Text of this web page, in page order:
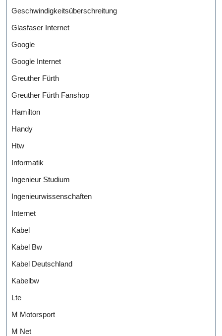
Geschwindigkeitsüberschreitung
Glasfaser Internet
Google
Google Internet
Greuther Fürth
Greuther Fürth Fanshop
Hamilton
Handy
Htw
Informatik
Ingenieur Studium
Ingenieurwissenschaften
Internet
Kabel
Kabel Bw
Kabel Deutschland
Kabelbw
Lte
M Motorsport
M Net